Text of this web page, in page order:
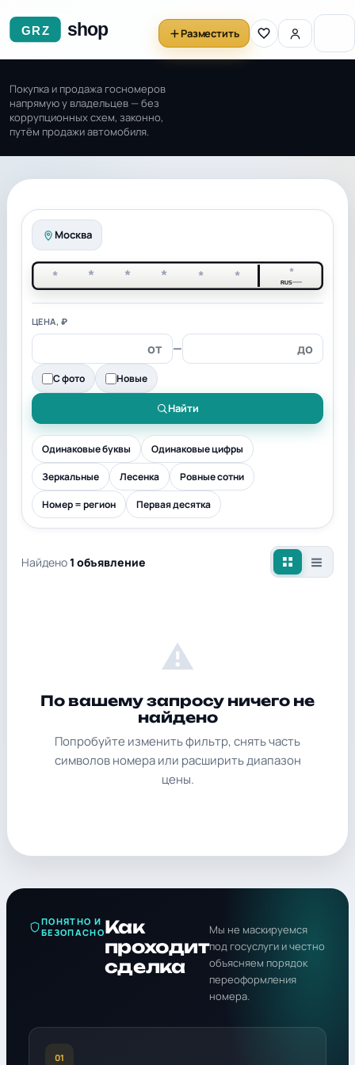
Разместить
Покупка и продажа госномеров
напрямую у владельцев — без
коррупционных схем, законно,
путём продажи автомобиля.
Москва
* * * * * * *
RUS
ЦЕНА, ₽
—
С фото Новые
Найти
Одинаковые буквы Одинаковые цифры
Зеркальные Лесенка Ровные сотни
Номер = регион Первая десятка
Найдено1 объявление
⚠
По вашему запросу ничего не
найдено
Попробуйте изменить фильтр, снять часть
символов номера или расширить диапазон
цены.
ПОНЯТНО И
БЕЗОПАСНОКак
проходит
сделка
Мы не маскируемся
под госуслуги и честно
объясняем порядок
переоформления
номера.
01